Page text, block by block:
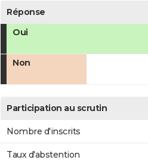
Réponse
Oui
Non
Participation au scrutin
Nombre d'inscrits
Taux d'abstention